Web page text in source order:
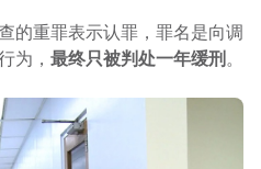
的重罪表示认罪，罪名是向调
为， 最终只被判处一年缓刑 。